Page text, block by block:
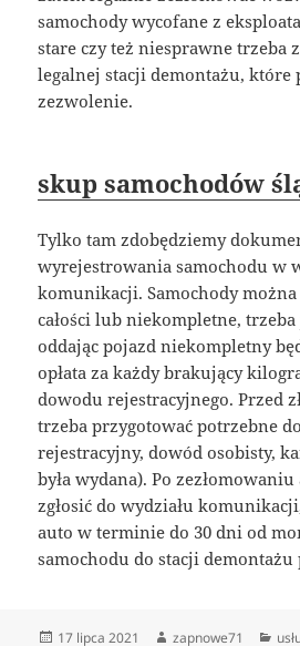
samochody wycofane z
stare czy też niesprawne trzeba
legalnej stacji demontażu, które
zezwolenie.
skup samochodów
Tylko tam zdobędziemy
wyrejestrowania samochodu w
komunikacji. Samochody można
całości lub niekompletne,
oddając pojazd niekompletny
opłata za każdy brakujący
dowodu rejestracyjnego. Przed
trzeba przygotować potrzebne
rejestracyjny, dowód osobisty,
była wydana). Po
zgłosić do wydziału
auto w terminie do 30 dni od
samochodu do stacji demontażu
Data
17 lipca 2021 Autor
zapnowe71